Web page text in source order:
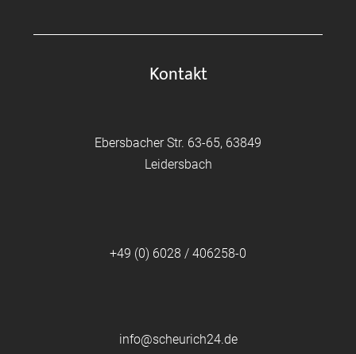
Kontakt
Ebersbacher Str. 63-65, 63849
Leidersbach
+49 (0) 6028 / 406258-0
info@scheurich24.de